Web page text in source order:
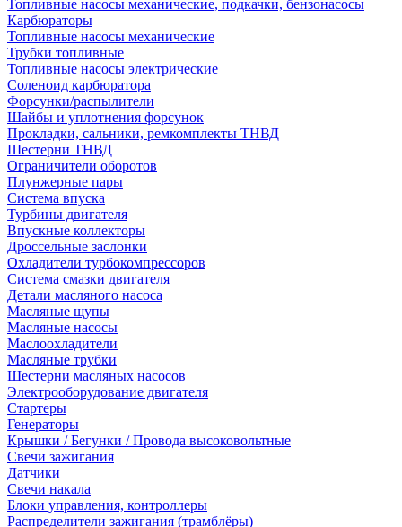
Топливные насосы механические, подкачки, бензонасосы
Карбюраторы
Топливные насосы механические
Трубки топливные
Топливные насосы электрические
Соленоид карбюратора
Форсунки/распылители
Шайбы и уплотнения форсунок
Прокладки, сальники, ремкомплекты ТНВД
Шестерни ТНВД
Ограничители оборотов
Плунжерные пары
Система впуска
Турбины двигателя
Впускные коллекторы
Дроссельные заслонки
Охладители турбокомпрессоров
Система смазки двигателя
Детали масляного насоса
Масляные щупы
Масляные насосы
Маслоохладители
Масляные трубки
Шестерни масляных насосов
Электрооборудование двигателя
Стартеры
Генераторы
Крышки / Бегунки / Провода высоковольтные
Свечи зажигания
Датчики
Свечи накала
Блоки управления, контроллеры
Распределители зажигания (трамблёры)